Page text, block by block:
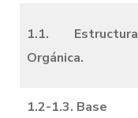
1.1. Estructura
Orgánica.
1.2-1.3. Base